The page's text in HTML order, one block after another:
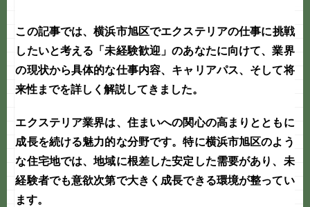
この記事では、横浜市旭区でエクステリアの仕事に挑戦
したいと考える「未経験歓迎 」のあなたに向けて、業界
の現状から具体的な仕事内容、キャリアパス、そして将
来性までを詳しく解説してきました。
エクステリア業界は、住まいへの関心の高まりとともに
成長を続ける魅力的な分野です。特に横浜市旭区のよう
な住宅地では、地域に根差した安定した需要があり、未
経験者でも意欲次第で大きく成長できる環境が整ってい
ます。